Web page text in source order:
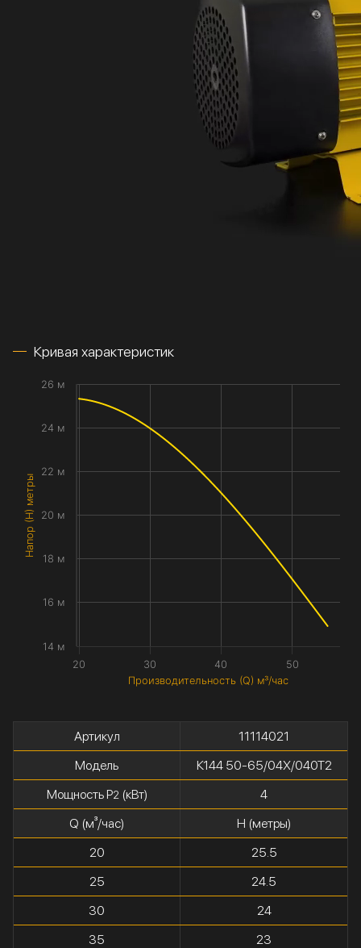
Кривая характеристик
Производительность (Q) м³/час
Напор (H) метры
20 30 40 50
14 м
16 м
18 м
20 м
22 м
24 м
26 м
Артикул
11114021
Модель
К144 50-65/04Х/040Т2
Мощность P2 (кВт)
4
Q (м³/час)
H (метры)
20
25.5
25
24.5
30
24
35
23